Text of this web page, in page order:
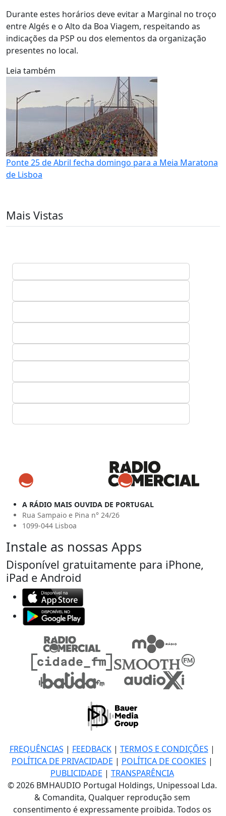
Durante estes horários deve evitar a Marginal no troço
entre Algés e o Alto da Boa Viagem, respeitando as
indicações da PSP ou dos elementos da organização
presentes no local.
Leia também
Ponte 25 de Abril fecha domingo para a Meia Maratona
de Lisboa
Mais Vistas
A RÁDIO MAIS OUVIDA DE PORTUGAL
Rua Sampaio e Pina n° 24/26
1099-044 Lisboa
Instale as nossas Apps
Disponível gratuitamente para iPhone,
iPad e Android
FREQUÊNCIAS | FEEDBACK| TERMOS E CONDIÇÕES |
POLÍTICA DE PRIVACIDADE | POLÍTICA DE COOKIES |
PUBLICIDADE | TRANSPARÊNCIA
© 2026 BMHAUDIO Portugal Holdings, Unipessoal Lda.
& Comandita, Qualquer reprodução sem
consentimento é expressamente proibida. Todos os